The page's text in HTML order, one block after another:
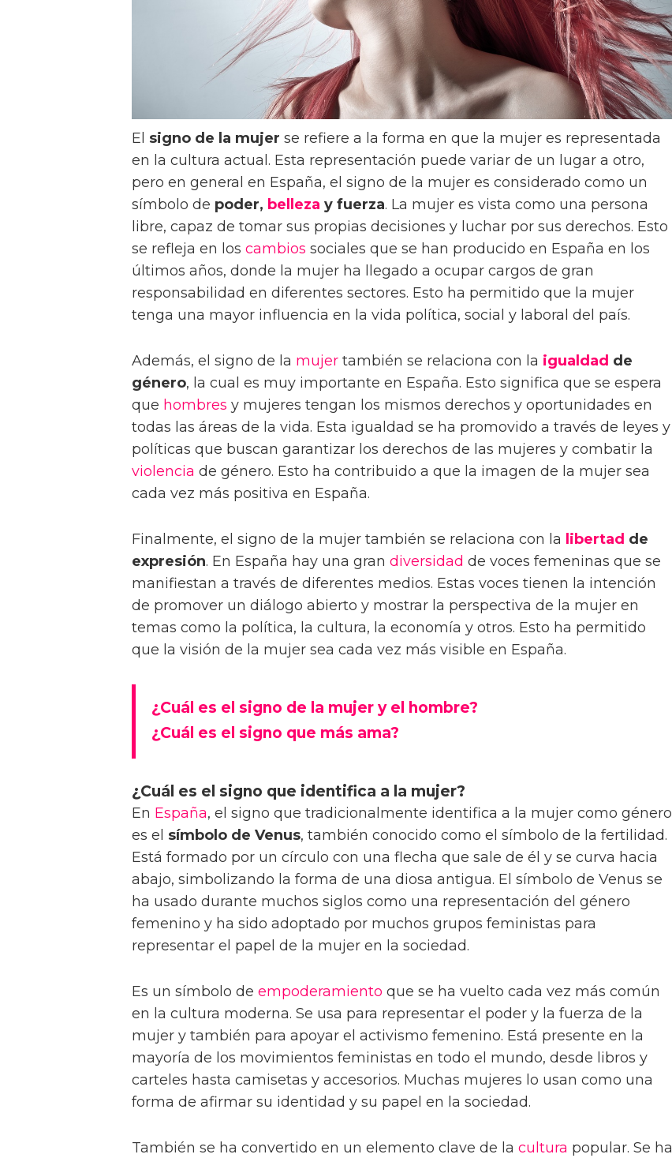
El signo de la mujer se refiere a la forma en que la mujer es representada
en la cultura actual. Esta representación puede variar de un lugar a otro,
pero en general en España, el signo de la mujer es considerado como un
símbolo de poder, belleza y fuerza. La mujer es vista como una persona
libre, capaz de tomar sus propias decisiones y luchar por sus derechos. Esto
se refleja en los cambios sociales que se han producido en España en los
últimos años, donde la mujer ha llegado a ocupar cargos de gran
responsabilidad en diferentes sectores. Esto ha permitido que la mujer
tenga una mayor influencia en la vida política, social y laboral del país.
Además, el signo de la mujer también se relaciona con la igualdad de
género, la cual es muy importante en España. Esto significa que se espera
que hombres y mujeres tengan los mismos derechos y oportunidades en
todas las áreas de la vida. Esta igualdad se ha promovido a través de leyes y
políticas que buscan garantizar los derechos de las mujeres y combatir la
violencia de género. Esto ha contribuido a que la imagen de la mujer sea
cada vez más positiva en España.
Finalmente, el signo de la mujer también se relaciona con la libertad de
expresión. En España hay una gran diversidad de voces femeninas que se
manifiestan a través de diferentes medios. Estas voces tienen la intención
de promover un diálogo abierto y mostrar la perspectiva de la mujer en
temas como la política, la cultura, la economía y otros. Esto ha permitido
que la visión de la mujer sea cada vez más visible en España.
¿Cuál es el signo de la mujer y el hombre?
¿Cuál es el signo que más ama?
¿Cuál es el signo que identifica a la mujer?
En España, el signo que tradicionalmente identifica a la mujer como género
es el símbolo de Venus, también conocido como el símbolo de la fertilidad.
Está formado por un círculo con una flecha que sale de él y se curva hacia
abajo, simbolizando la forma de una diosa antigua. El símbolo de Venus se
ha usado durante muchos siglos como una representación del género
femenino y ha sido adoptado por muchos grupos feministas para
representar el papel de la mujer en la sociedad.
Es un símbolo de empoderamiento que se ha vuelto cada vez más común
en la cultura moderna. Se usa para representar el poder y la fuerza de la
mujer y también para apoyar el activismo femenino. Está presente en la
mayoría de los movimientos feministas en todo el mundo, desde libros y
carteles hasta camisetas y accesorios. Muchas mujeres lo usan como una
forma de afirmar su identidad y su papel en la sociedad.
También se ha convertido en un elemento clave de la cultura popular. Se ha